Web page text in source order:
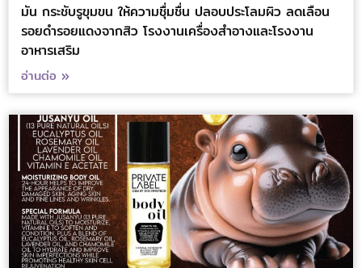
มัน กระชับรูขุมขน ให้ความชุื่มชื่น ปลอบประโลมผิว ลดเลือน
รอยดำรอยแดงจากสิว โรงงานเครื่องสำอางและโรงงาน
อาหารเสริม
อ่านต่อ »